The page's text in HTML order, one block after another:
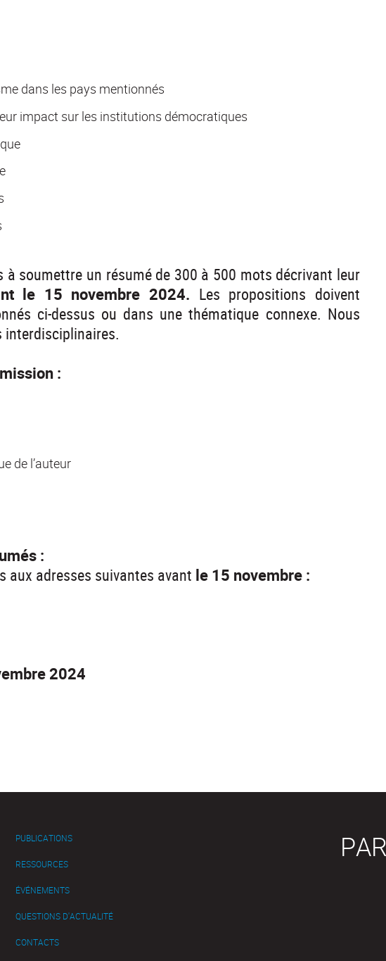
dans les pays mentionnés
impact sur les institutions démocratiques
soumettre un résumé de 300 à 500 mots décrivant leur
le 15 novembre 2024. Les propositions doivent
ci-dessus ou dans une thématique connexe. Nous
interdisciplinaires.
:
de l’auteur
:
aux adresses suivantes avant le 15 novembre :
2024
PUBLICATIONS
RESSOURCES
ÉVÉNEMENTS
QUESTIONS D'ACTUALITÉ
CONTACTS